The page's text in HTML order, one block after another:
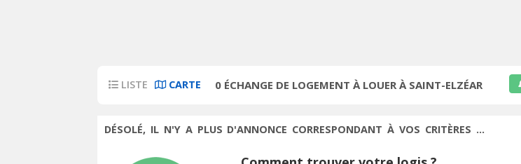
LISTE CARTE 0 ÉCHANGE DE LOGEMENT À LOUER À SAINT-ELZÉAR
DÉSOLÉ, IL N'Y A PLUS D'ANNONCE CORRESPONDANT À VOS CRITÈRES ...